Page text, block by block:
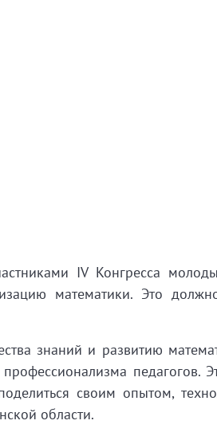
IV Конгресса
математики. Это
знаний и развитию
педагогов.
своим опытом,
области.